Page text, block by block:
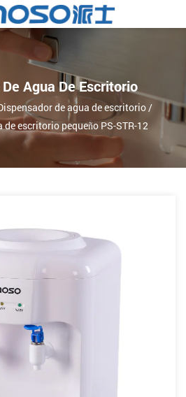
Agua De Escritorio
de agua de escritorio/
de escritorio pequeño PS-STR-12